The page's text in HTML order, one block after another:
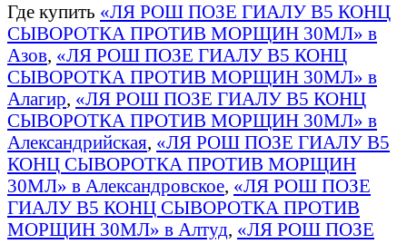
Где купить «ЛЯ РОШ ПОЗЕ ГИАЛУ B5 КОНЦ
СЫВОРОТКА ПРОТИВ МОРЩИН 30МЛ» в
Азов, «ЛЯ РОШ ПОЗЕ ГИАЛУ B5 КОНЦ
СЫВОРОТКА ПРОТИВ МОРЩИН 30МЛ» в
Алагир, «ЛЯ РОШ ПОЗЕ ГИАЛУ B5 КОНЦ
СЫВОРОТКА ПРОТИВ МОРЩИН 30МЛ» в
Александрийская, «ЛЯ РОШ ПОЗЕ ГИАЛУ B5
КОНЦ СЫВОРОТКА ПРОТИВ МОРЩИН
30МЛ» в Александровское, «ЛЯ РОШ ПОЗЕ
ГИАЛУ B5 КОНЦ СЫВОРОТКА ПРОТИВ
МОРЩИН 30МЛ» в Алтуд, «ЛЯ РОШ ПОЗЕ